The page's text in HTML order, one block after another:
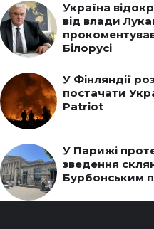
Україна
від влади
Білорусі
У Фінляндії
постачати
Patriot
У Парижі
зведення
Бурбонським